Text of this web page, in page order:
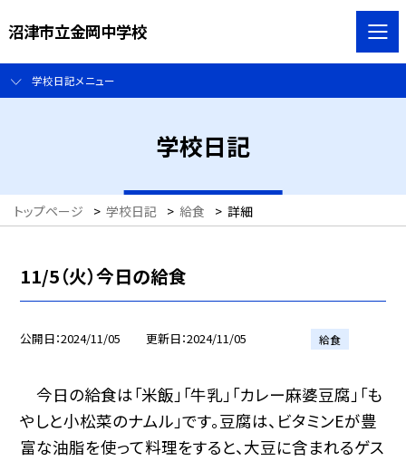
沼津市立金岡中学校
学校日記メニュー
学校日記
トップページ > 学校日記 > 給食 > 詳細
11/5（火）今日の給食
公開日 2024/11/05 更新日 2024/11/05 給食
今日の給食は「米飯」「牛乳」「カレー麻婆豆腐」「も
やしと小松菜のナムル」です。豆腐は、ビタミンEが豊
富な油脂を使って料理をすると、大豆に含まれるゲス